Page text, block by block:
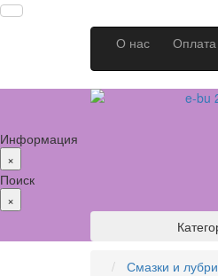
О нас Оплата
Информация
×
Поиск
×
Смазки и